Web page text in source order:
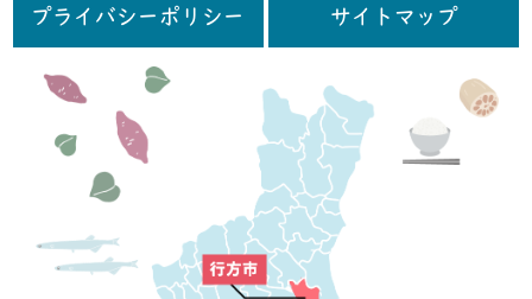
プライバシーポリシー サイトマップ